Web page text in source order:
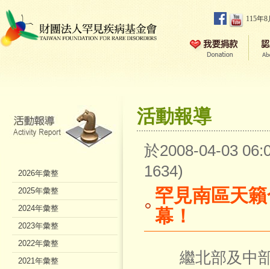
115年
活動報導
於2008-04-03
1634)
罕見南區天
幕！
繼北部及中部
2026年彙整
2025年彙整
2024年彙整
2023年彙整
2022年彙整
2021年彙整